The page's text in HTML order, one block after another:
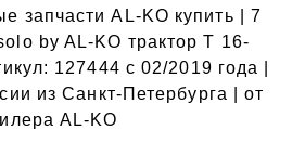
запчасти AL-KO купить | 7
by AL-KO трактор T 16-
127444 с 02/2019 года |
из Санкт-Петербурга | от
AL-KO